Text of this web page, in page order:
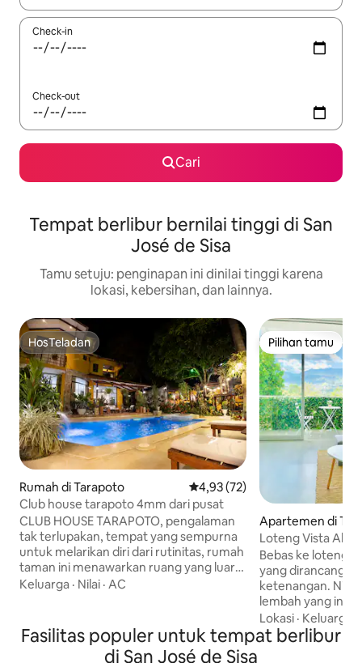
Check-in
Check-out
Cari
Tempat berlibur bernilai tinggi di San
José de Sisa
Tamu setuju: penginapan ini dinilai tinggi karena
lokasi, kebersihan, dan lainnya.
HosTeladan
HosTeladan
Rumah di Tarapoto Nilai rata-rata 4,93 dari 5, 72
4,93 (72)
Club house tarapoto 4mm dari pusat
CLUB HOUSE TARAPOTO, pengalaman
tak terlupakan, tempat yang sempurna
untuk melarikan diri dari rutinitas, rumah
taman ini menawarkan ruang yang luar
biasa, kolam renang, jacuzzi, air terjun,
berlanjut di dalam, dengan dapur besar,
ruang makan dan ruang tamu, kamar
dengan Balkon, hingga 7 mobil, hanya 4
Keluarga · Nilai · AC
Pilihan tamu
Pilihan tamu
Apartemen di
Loteng Vista
Bebas ke loteng
yang dirancang
ketenangan.
lembah yang
ruang yang
bersantai dan
5 menit dari
Lokasi · Keluarga
Fasilitas populer untuk tempat berlibur
di San José de Sisa